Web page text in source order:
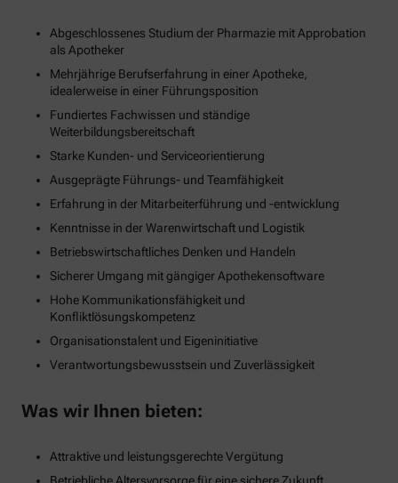
Abgeschlossenes Studium der Pharmazie mit Approbation
als Apotheker
Mehrjährige Berufserfahrung in einer Apotheke,
idealerweise in einer Führungsposition
Fundiertes Fachwissen und ständige
Weiterbildungsbereitschaft
Starke Kunden- und Serviceorientierung
Ausgeprägte Führungs- und Teamfähigkeit
Erfahrung in der Mitarbeiterführung und -entwicklung
Kenntnisse in der Warenwirtschaft und Logistik
Betriebswirtschaftliches Denken und Handeln
Sicherer Umgang mit gängiger Apothekensoftware
Hohe Kommunikationsfähigkeit und
Konfliktlösungskompetenz
Organisationstalent und Eigeninitiative
Verantwortungsbewusstsein und Zuverlässigkeit
Was wir Ihnen bieten:
Attraktive und leistungsgerechte Vergütung
Betriebliche Altersvorsorge für eine sichere Zukunft